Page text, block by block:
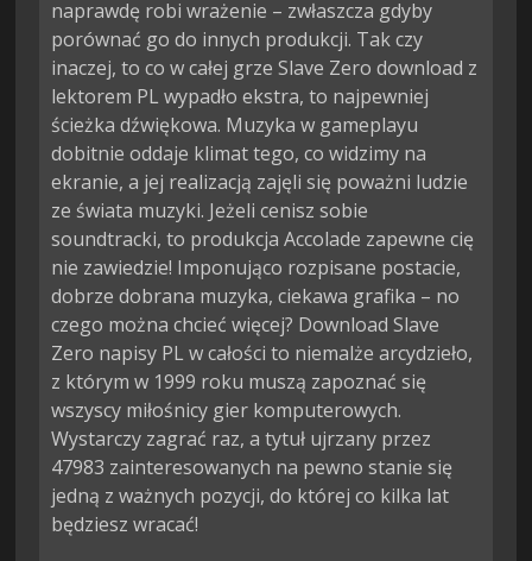
naprawdę robi wrażenie – zwłaszcza gdyby
porównać go do innych produkcji. Tak czy
inaczej, to co w całej grze Slave Zero download z
lektorem PL wypadło ekstra, to najpewniej
ścieżka dźwiękowa. Muzyka w gameplayu
dobitnie oddaje klimat tego, co widzimy na
ekranie, a jej realizacją zajęli się poważni ludzie
ze świata muzyki. Jeżeli cenisz sobie
soundtracki, to produkcja Accolade zapewne cię
nie zawiedzie! Imponująco rozpisane postacie,
dobrze dobrana muzyka, ciekawa grafika – no
czego można chcieć więcej? Download Slave
Zero napisy PL w całości to niemalże arcydzieło,
z którym w 1999 roku muszą zapoznać się
wszyscy miłośnicy gier komputerowych.
Wystarczy zagrać raz, a tytuł ujrzany przez
47983 zainteresowanych na pewno stanie się
jedną z ważnych pozycji, do której co kilka lat
będziesz wracać!